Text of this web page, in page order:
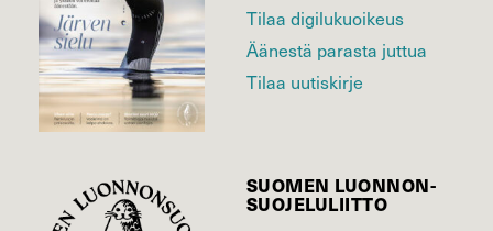
Tilaa digilukuoikeus
Äänestä parasta juttua
Tilaa uutiskirje
SUOMEN LUONNON­
SUOJELU­LIITTO